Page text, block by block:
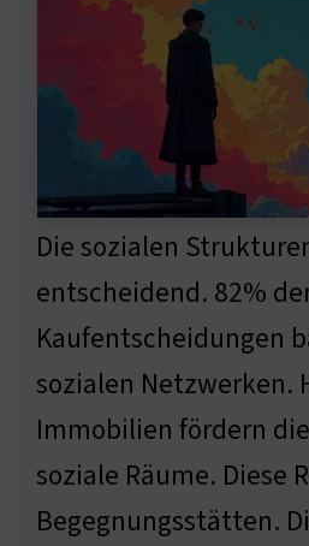
Die sozialen
entscheidend. 82%
Kaufentscheidungen
sozialen Netzwerken.
Immobilien fördern
soziale Räume. Diese
Begegnungsstätten.